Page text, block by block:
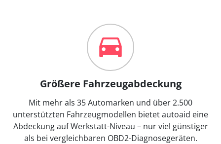
Größere Fahrzeugabdeckung
Mit mehr als 35 Automarken und über 2.500
unterstützten Fahrzeugmodellen bietet autoaid eine
Abdeckung auf Werkstatt-Niveau – nur viel günstiger
als bei vergleichbaren OBD2-Diagnosegeräten.